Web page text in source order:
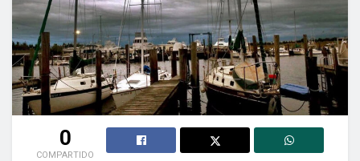
0
COMPARTIDO